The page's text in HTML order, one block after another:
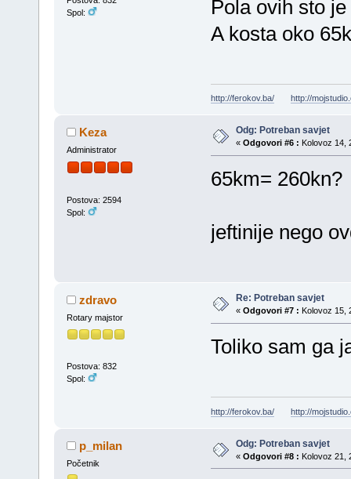
Spol:
Pola ovih sto
A kosta oko
http://ferokov.ba/ http://
Keza
Administrator
Postova: 2594
Spol:
Odg: Potreban savjet
« Odgovori #6 : Kolovoz 14,
65km= 260kn?
jeftinije nego
zdravo
Rotary majstor
Postova: 832
Spol:
Re: Potreban savjet
« Odgovori #7 : Kolovoz 15,
Toliko sam ga
http://ferokov.ba/ http://
p_milan
Početnik
Odg: Potreban savjet
« Odgovori #8 : Kolovoz 21,